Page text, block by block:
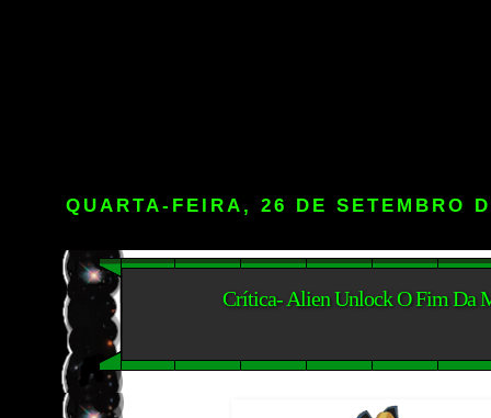
QUARTA-FEIRA, 26 DE SETEMBRO
Crítica- Alien Unlock O Fim Da